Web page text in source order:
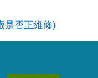
是否正維修)